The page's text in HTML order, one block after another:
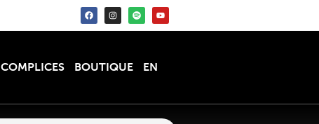
COMPLICES BOUTIQUE EN